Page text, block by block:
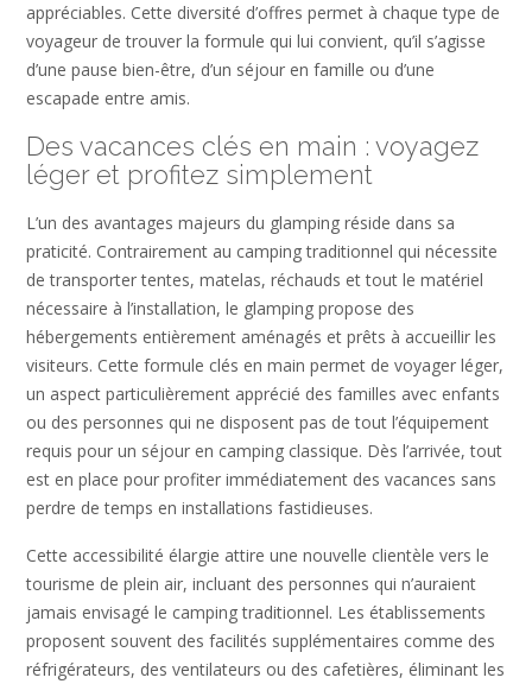
appréciables. Cette diversité d’offres permet à chaque type de
voyageur de trouver la formule qui lui convient, qu’il s’agisse
d’une pause bien-être, d’un séjour en famille ou d’une
escapade entre amis.
Des vacances clés en main : voyagez
léger et profitez simplement
L’un des avantages majeurs du glamping réside dans sa
praticité. Contrairement au camping traditionnel qui nécessite
de transporter tentes, matelas, réchauds et tout le matériel
nécessaire à l’installation, le glamping propose des
hébergements entièrement aménagés et prêts à accueillir les
visiteurs. Cette formule clés en main permet de voyager léger,
un aspect particulièrement apprécié des familles avec enfants
ou des personnes qui ne disposent pas de tout l’équipement
requis pour un séjour en camping classique. Dès l’arrivée, tout
est en place pour profiter immédiatement des vacances sans
perdre de temps en installations fastidieuses.
Cette accessibilité élargie attire une nouvelle clientèle vers le
tourisme de plein air, incluant des personnes qui n’auraient
jamais envisagé le camping traditionnel. Les établissements
proposent souvent des facilités supplémentaires comme des
réfrigérateurs, des ventilateurs ou des cafetières, éliminant les